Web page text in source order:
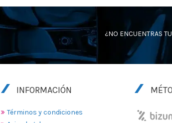
¿NO ENCUENTRAS
INFORMACIÓN
Términos y condiciones